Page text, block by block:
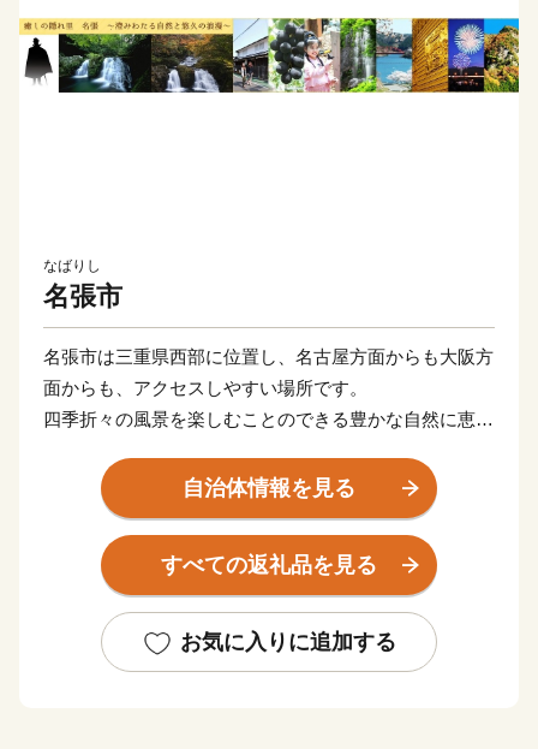
なばりし
名張市
名張市は三重県西部に位置し、名古屋方面からも大阪方
面からも、アクセスしやすい場所です。
四季折々の風景を楽しむことのできる豊かな自然に恵ま
るまち並みも残ります。
頑張る「ふるさと名張」への応援、よろしくお願いいた
します。
自治体情報を見る
すべての返礼品を見る
お気に入りに追加する